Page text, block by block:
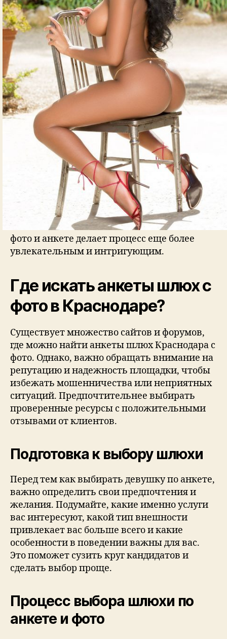
фото и анкете делает процесс еще более
увлекательным и интригующим.
Где искать анкеты шлюх с
фото в Краснодаре?
Существует множество сайтов и форумов,
где можно найти анкеты шлюх Краснодара с
фото. Однако, важно обращать внимание на
репутацию и надежность площадки, чтобы
избежать мошенничества или неприятных
ситуаций. Предпочтительнее выбирать
проверенные ресурсы с положительными
отзывами от клиентов.
Подготовка к выбору шлюхи
Перед тем как выбирать девушку по анкете,
важно определить свои предпочтения и
желания. Подумайте, какие именно услуги
вас интересуют, какой тип внешности
привлекает вас больше всего и какие
особенности в поведении важны для вас.
Это поможет сузить круг кандидатов и
сделать выбор проще.
Процесс выбора шлюхи по
анкете и фото